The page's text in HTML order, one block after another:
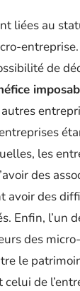
liées au
entreprise.
de
les
des
avoir des
Enfin, l’un
des
le
de